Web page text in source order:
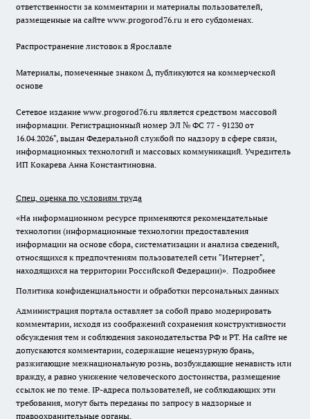
ответственности за комментарии и материалы пользователей,
размещенные на сайте www.progorod76.ru и его субдоменах.
Распространение листовок в Ярославле
Материалы, помеченные знаком ∆, публикуются на коммерческой
основе
Сетевое издание www.progorod76.ru является средством массовой
информации. Регистрационный номер ЭЛ № ФС 77 - 91230 от
16.04.2026", выдан Федеральной службой по надзору в сфере связи,
информационных технологий и массовых коммуникаций. Учредитель
ИП Кокарева Анна Константиновна.
Спец. оценка по условиям труда
«На информационном ресурсе применяются рекомендательные
технологии (информационные технологии предоставления
информации на основе сбора, систематизации и анализа сведений,
относящихся к предпочтениям пользователей сети "Интернет",
находящихся на территории Российской Федерации)». Подробнее
Политика конфиденциальности и обработки персональных данных
Администрация портала оставляет за собой право модерировать
комментарии, исходя из соображений сохранения конструктивности
обсуждения тем и соблюдения законодательства РФ и РТ. На сайте не
допускаются комментарии, содержащие нецензурную брань,
разжигающие межнациональную рознь, возбуждающие ненависть или
вражду, а равно унижение человеческого достоинства, размещение
ссылок не по теме. IP-адреса пользователей, не соблюдающих эти
требования, могут быть переданы по запросу в надзорные и
правоохранительные органы.